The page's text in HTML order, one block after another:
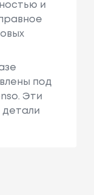
и
под
Эти
детали